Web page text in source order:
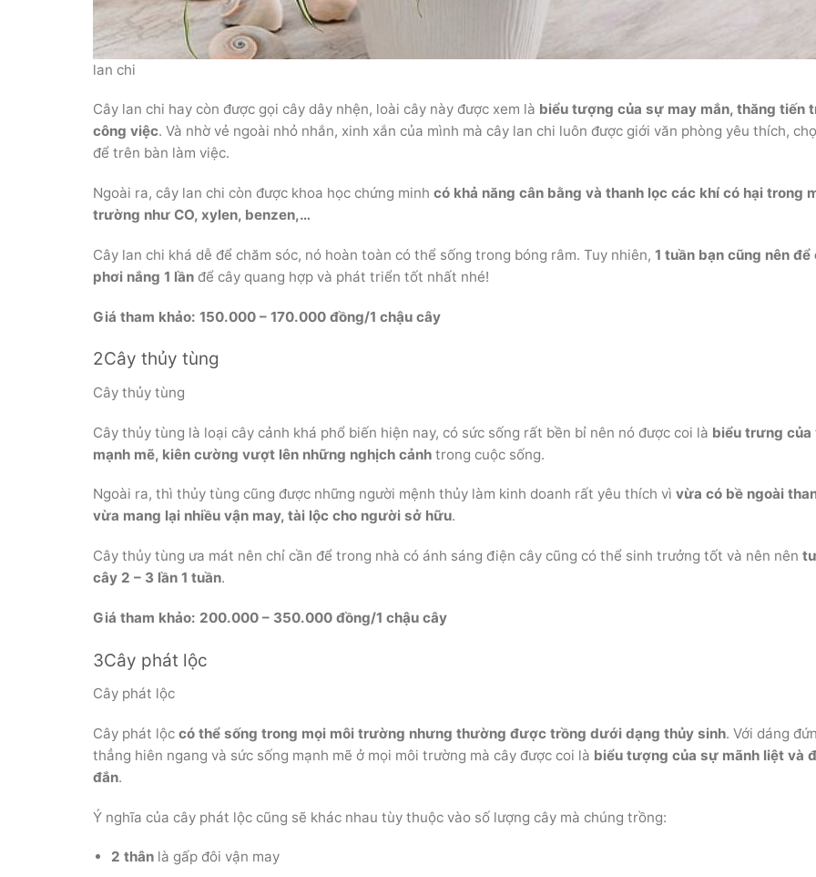
lan chi
Cây lan chi hay còn được gọi cây dây nhện, loài cây này được xem là biểu tượng của sự may mắn, thăng tiến
công việc. Và nhờ vẻ ngoài nhỏ nhắn, xinh xắn của mình mà cây lan chi luôn được giới văn phòng yêu thích,
để trên bàn làm việc.
Ngoài ra, cây lan chi còn được khoa học chứng minh có khả năng cân bằng và thanh lọc các khí có hại trong
trường như CO, xylen, benzen,…
Cây lan chi khá dễ để chăm sóc, nó hoàn toàn có thể sống trong bóng râm. Tuy nhiên, 1 tuần bạn cũng nên để
phơi nắng 1 lần để cây quang hợp và phát triển tốt nhất nhé!
Giá tham khảo: 150.000 – 170.000 đồng/1 chậu cây
2Cây thủy tùng
Cây thủy tùng
Cây thủy tùng là loại cây cảnh khá phổ biến hiện nay, có sức sống rất bền bỉ nên nó được coi là biểu trưng của
mạnh mẽ, kiên cường vượt lên những nghịch cảnh trong cuộc sống.
Ngoài ra, thì thủy tùng cũng được những người mệnh thủy làm kinh doanh rất yêu thích vì vừa có bề ngoài
vừa mang lại nhiều vận may, tài lộc cho người sở hữu.
Cây thủy tùng ưa mát nên chỉ cần để trong nhà có ánh sáng điện cây cũng có thể sinh trưởng tốt và nên nên
cây 2 – 3 lần 1 tuần.
Giá tham khảo: 200.000 – 350.000 đồng/1 chậu cây
3Cây phát lộc
Cây phát lộc
Cây phát lộc có thể sống trong mọi môi trường nhưng thường được trồng dưới dạng thủy sinh. Với dáng
thẳng hiên ngang và sức sống mạnh mẽ ở mọi môi trường mà cây được coi là biểu tượng của sự mãnh liệt và
đắn.
Ý nghĩa của cây phát lộc cũng sẽ khác nhau tùy thuộc vào số lượng cây mà chúng trồng:
2 thânlà gấp đôi vận may